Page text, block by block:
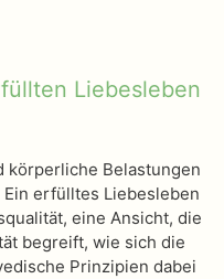
Liebesleben
körperliche Belastungen
erfülltes Liebesleben
eine Ansicht, die
begreift, wie sich die
Prinzipien dabei